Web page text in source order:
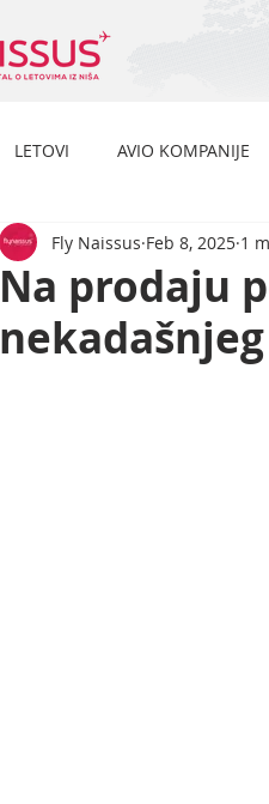
LETOVI AVIO KOMPANIJE
Na prodaju
Fly Naissus Feb 8, 2025 1